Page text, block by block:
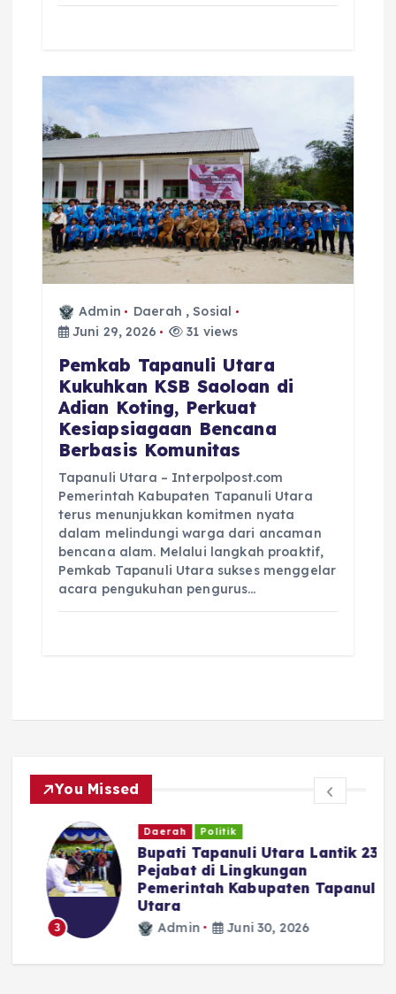
Admin Daerah ,Sosial
Juni 29, 2026
31 views
‎Pemkab Tapanuli Utara
Kukuhkan KSB Saoloan di
Adian Koting, Perkuat
Kesiapsiagaan Bencana
Berbasis Komunitas
Tapanuli Utara – Interpolpost.com
Pemerintah Kabupaten Tapanuli Utara
terus menunjukkan komitmen nyata
dalam melindungi warga dari ancaman
bencana alam. Melalui langkah proaktif,
Pemkab Tapanuli Utara sukses menggelar
acara pengukuhan pengurus…
You Missed
Daerah Politik
Bupati Tapanuli Utara Lantik 23
Pejabat di Lingkungan
Pemerintah Kabupaten Tapanuli
Utara
Admin Juni 30, 2026